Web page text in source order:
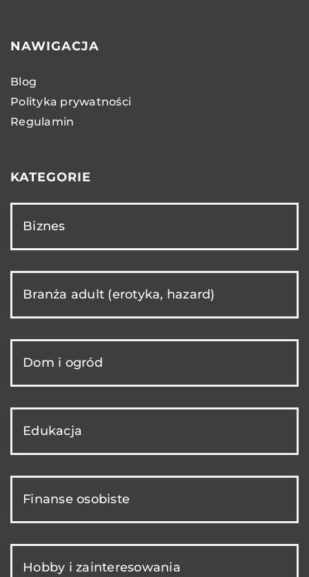
NAWIGACJA
Blog
Polityka prywatności
Regulamin
KATEGORIE
Biznes
Branża adult (erotyka, hazard)
Dom i ogród
Edukacja
Finanse osobiste
Hobby i zainteresowania